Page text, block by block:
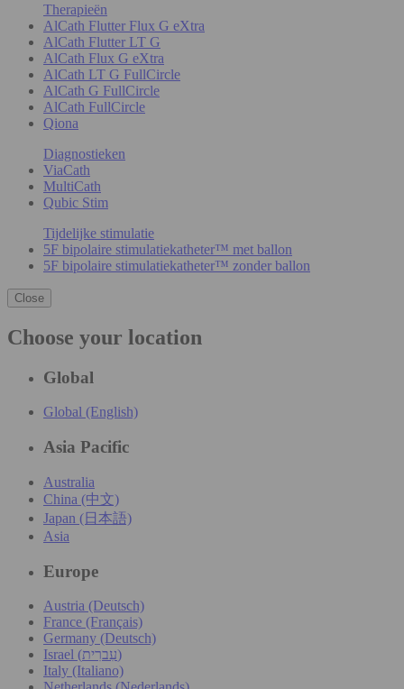
Therapieën
AlCath Flutter Flux G eXtra
AlCath Flutter LT G
AlCath Flux G eXtra
AlCath LT G FullCircle
AlCath G FullCircle
AlCath FullCircle
Qiona
Diagnostieken
ViaCath
MultiCath
Qubic Stim
Tijdelijke stimulatie
5F bipolaire stimulatiekatheter™ met ballon
5F bipolaire stimulatiekatheter™ zonder ballon
Close
Choose your location
Global
Global (English)
Asia Pacific
Australia
China (中文)
Japan (日本語)
Asia
Europe
Austria (Deutsch)
France (Français)
Germany (Deutsch)
Israel (עִברִית)
Italy (Italiano)